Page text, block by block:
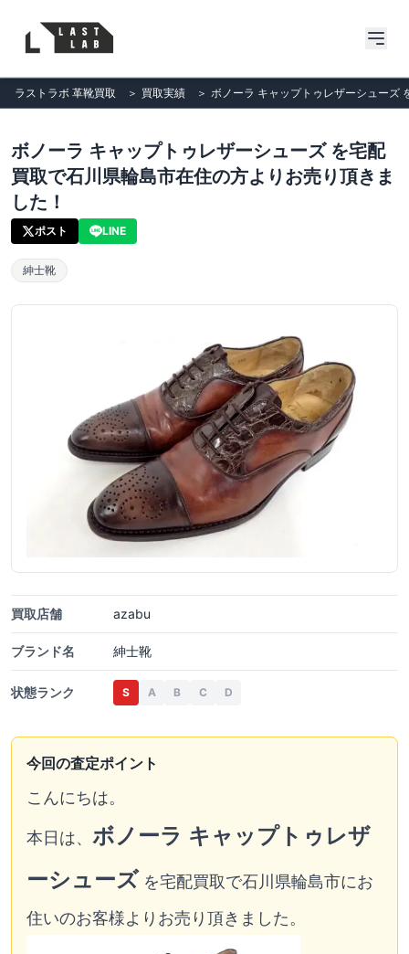
ラストラボ 革靴買取 ＞ 買取実績 ＞ ボノーラ キャップトゥレザーシューズ
ボノーラ キャップトゥレザーシューズ を宅配
買取で石川県輪島市在住の方よりお売り頂きま
した！
ポスト LINE
紳士靴
買取店舗 azabu
ブランド名 紳士靴
状態ランク S A B C D
今回の査定ポイント
こんにちは。
本日は、 ボノーラ キャップトゥレザ
ーシューズ を宅配買取で石川県輪島市にお
住いのお客様よりお売り頂きました。